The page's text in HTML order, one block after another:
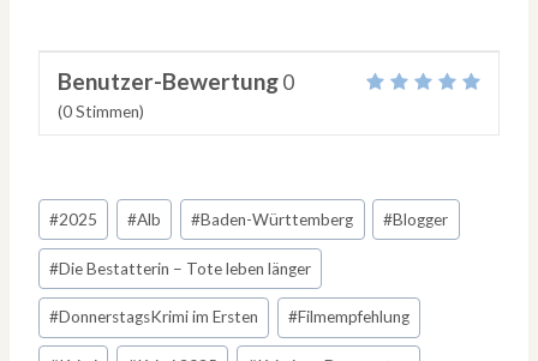
Benutzer-Bewertung0
(0Stimmen)
Schlagworte:
#2025 #Alb #Baden-Württemberg #Blogger
#Die Bestatterin – Tote leben länger
#DonnerstagsKrimi im Ersten #Filmempfehlung